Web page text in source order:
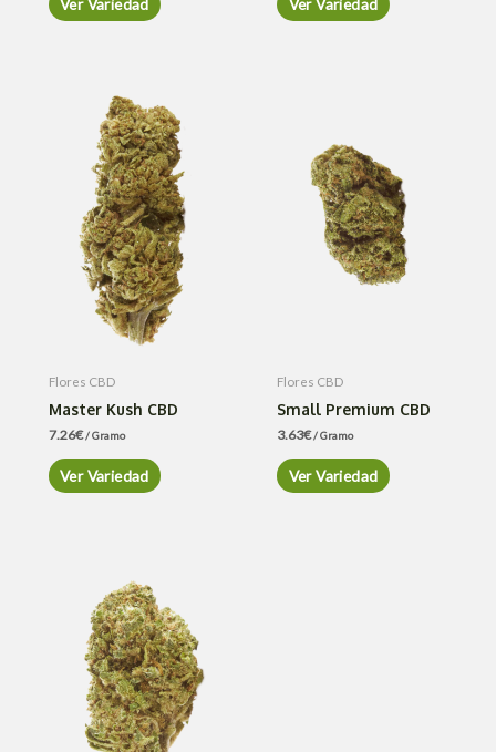
Ver Variedad Ver Variedad
Flores CBD
Master Kush CBD
7.26€/ Gramo
Ver Variedad
Flores CBD
Small Premium CBD
3.63€/ Gramo
Ver Variedad